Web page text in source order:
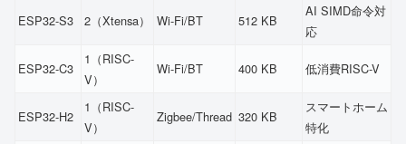
ESP32-S3 2（Xtensa） Wi-Fi/BT 512 KB
AI SIMD命令対
応
ESP32-C3
1（RISC-
V）
Wi-Fi/BT 400 KB 低消費RISC-V
ESP32-H2
1（RISC-
V）
Zigbee/Thread 320 KB
スマートホーム
特化